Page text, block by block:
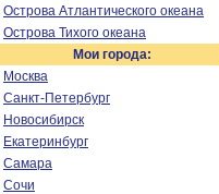
Острова Атлантического океана
Острова Тихого океана
Мои города:
Москва
Санкт-Петербург
Новосибирск
Екатеринбург
Самара
Сочи